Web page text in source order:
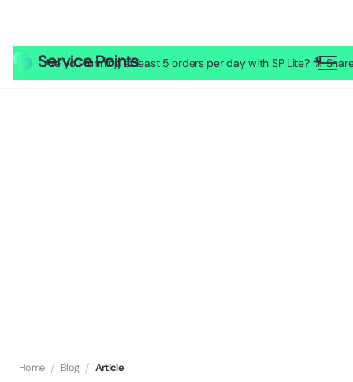
Are you running at least 5 orders per day with SP Lite? 🎥
Home / Blog / Article